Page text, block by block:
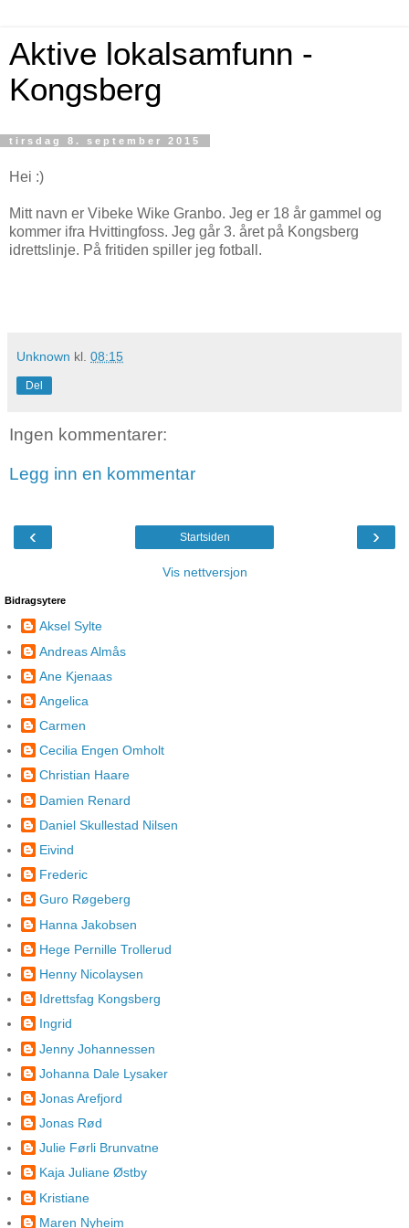
Aktive lokalsamfunn -
Kongsberg
tirsdag 8. september 2015
Hei :)
Mitt navn er Vibeke Wike Granbo. Jeg er 18 år gammel og
kommer ifra Hvittingfoss. Jeg går 3. året på Kongsberg
idrettslinje. På fritiden spiller jeg fotball.
Unknown kl. 08:15
Del
Ingen kommentarer:
Legg inn en kommentar
‹ ›
Startsiden
Vis nettversjon
Bidragsytere
Aksel Sylte
Andreas Almås
Ane Kjenaas
Angelica
Carmen
Cecilia Engen Omholt
Christian Haare
Damien Renard
Daniel Skullestad Nilsen
Eivind
Frederic
Guro Røgeberg
Hanna Jakobsen
Hege Pernille Trollerud
Henny Nicolaysen
Idrettsfag Kongsberg
Ingrid
Jenny Johannessen
Johanna Dale Lysaker
Jonas Arefjord
Jonas Rød
Julie Førli Brunvatne
Kaja Juliane Østby
Kristiane
Maren Nyheim